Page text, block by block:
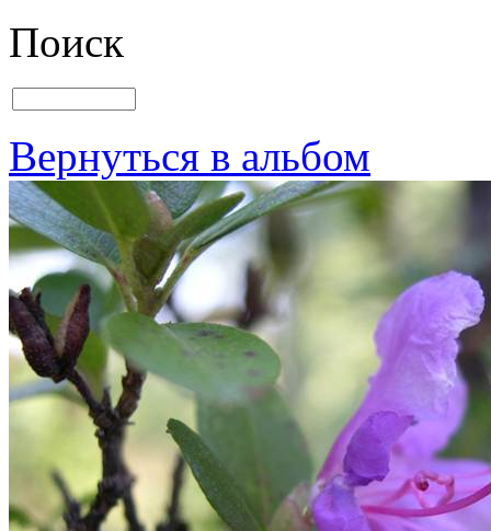
Поиск
Вернуться в альбом